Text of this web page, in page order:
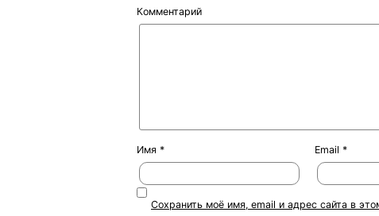
Комментарий
Имя * Email*
Сохранить моё имя, email и адрес сайта в